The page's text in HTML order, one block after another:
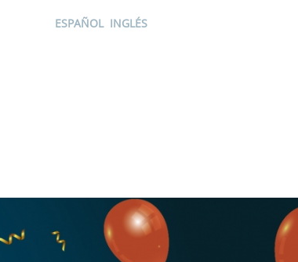
ESPAÑOL INGLÉS